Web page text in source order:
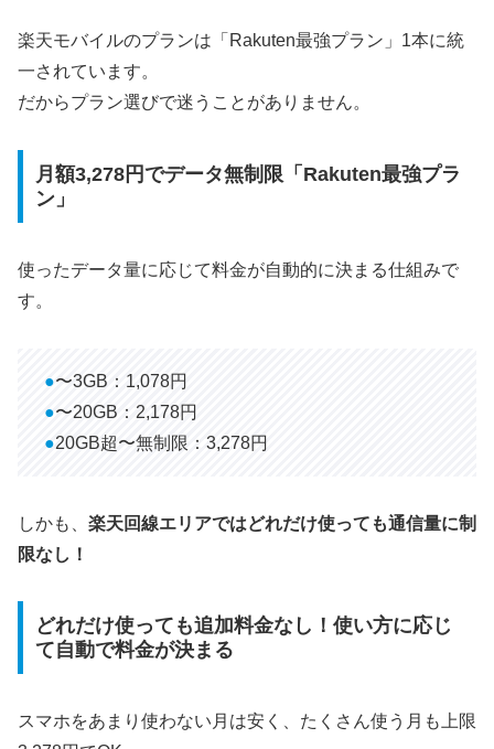
楽天モバイルのプランは「Rakuten最強プラン」1本に統
一されています。
だからプラン選びで迷うことがありません。
月額3,278円でデータ無制限「Rakuten最強プラ
ン」
使ったデータ量に応じて料金が自動的に決まる仕組みで
す。
●〜3GB：1,078円
●〜20GB：2,178円
●20GB超〜無制限：3,278円
しかも、 楽天回線エリアではどれだけ使っても通信量に制
限なし！
どれだけ使っても追加料金なし！使い方に応じ
て自動で料金が決まる
スマホをあまり使わない月は安く、たくさん使う月も上限